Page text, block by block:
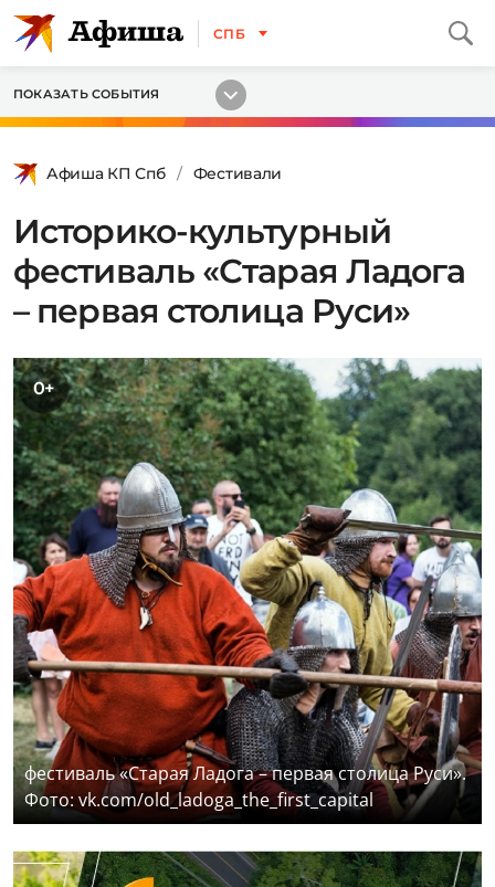
СПБ
ПОКАЗАТЬ СОБЫТИЯ
Афиша КП Спб Фестивали
Историко-культурный
фестиваль «Старая Ладога
– первая столица Руси»
0+
фестиваль «Старая Ладога – первая столица Руси».
Фото: vk.com/old_ladoga_the_first_capital